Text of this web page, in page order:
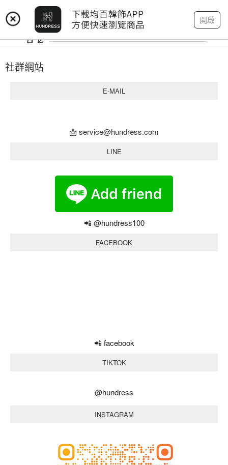
開啟
登入 註冊 我的帳戶
社群網站
E-MAIL
📩 service@hundress.com
LINE
📲 @hundress100
FACEBOOK
📲 facebook
TIKTOK
@hundress
INSTAGRAM